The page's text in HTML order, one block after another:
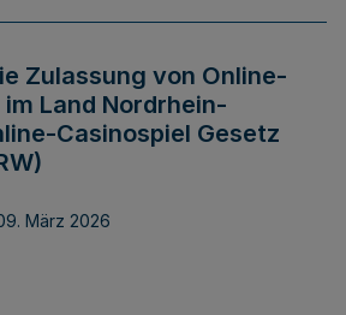
Zulassung von Online-
Land Nordrhein-
Casinospiel Gesetz
März 2026